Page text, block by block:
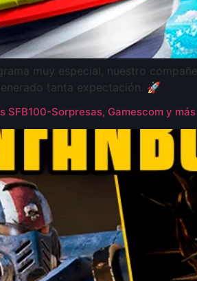
muy especial, nuestro
tanta expectación. 🚀
SFB100-Sorpresas, Gamescom y más